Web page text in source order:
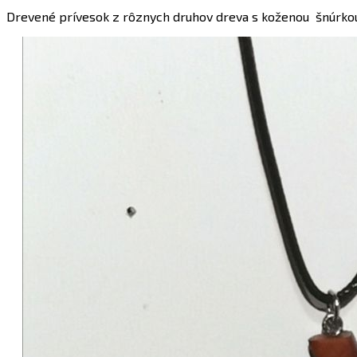
Drevené prívesok z rôznych druhov dreva s koženou